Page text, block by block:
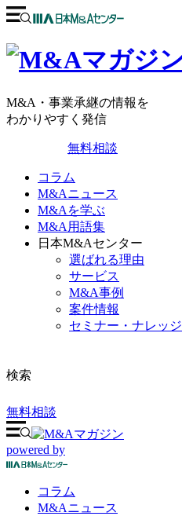
M&A・事業承継の情報を
わかりやすく発信
無料相談
コラム
M&Aニュース
M&Aを学ぶ
M&A用語集
日本M&Aセンター
選ばれる理由
サービス
M&A事例
案件情報
セミナー・ナレッジ
検索
無料相談
powered by
コラム
M&Aニュース